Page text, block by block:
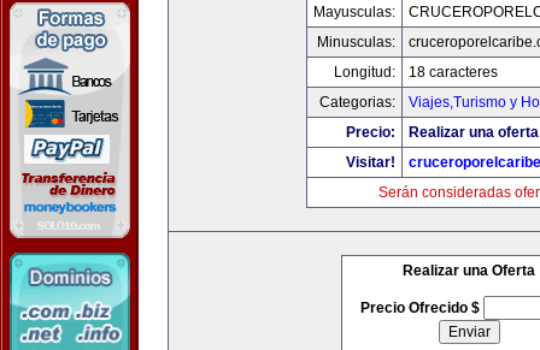
Mayusculas:
Minusculas:
Longitud:
18 caracteres
Categorias:
Viajes,Turismo y
Precio:
Realizar una
Visitar!
Serán consideradas
Realizar una Oferta
Precio Ofrecido $